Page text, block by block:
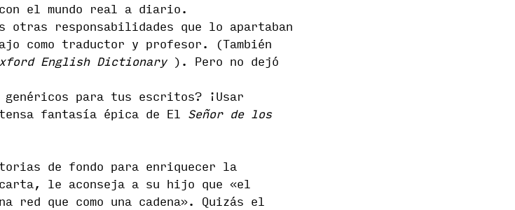
el mundo real a diario.
otras responsabilidades que lo apartaban
como traductor y profesor. (También
English Dictionary). Pero no dejó
para tus escritos? ¡Usar
fantasía épica de El Señor de los
de fondo para enriquecer la
carta, le aconseja a su hijo que «el
red que como una cadena». Quizás el